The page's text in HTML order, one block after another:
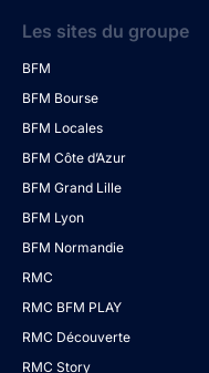
Les sites du groupe
BFM
BFM Bourse
BFM Locales
BFM Côte d’Azur
BFM Grand Lille
BFM Lyon
BFM Normandie
RMC
RMC BFM PLAY
RMC Découverte
RMC Story